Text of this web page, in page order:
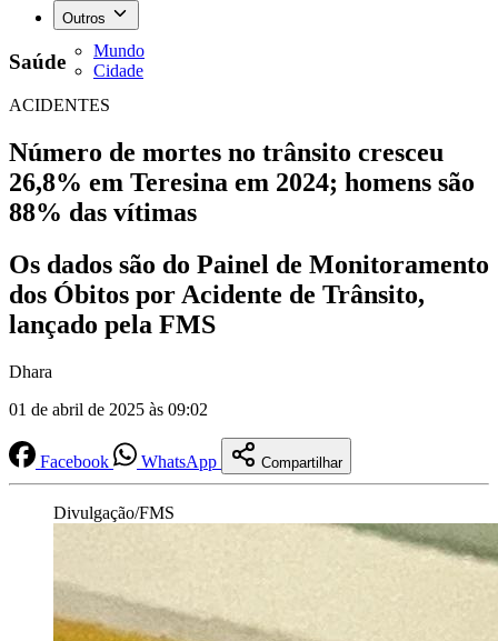
Outros
Mundo
Cidade
Saúde
ACIDENTES
Número de mortes no trânsito cresceu
26,8% em Teresina em 2024; homens são
88% das vítimas
Os dados são do Painel de Monitoramento
dos Óbitos por Acidente de Trânsito,
lançado pela FMS
Dhara
01 de abril de 2025 às 09:02
Facebook WhatsApp Compartilhar
Divulgação/FMS